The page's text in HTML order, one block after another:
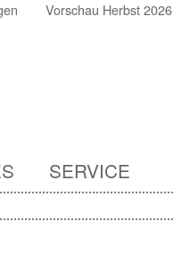
Vorschau Herbst 2026
SERVICE